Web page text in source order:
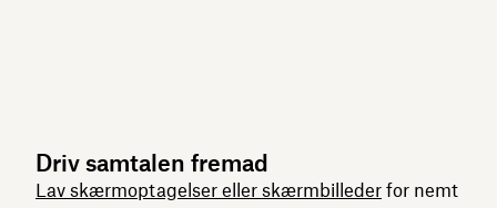
Driv samtalen fremad
Lav skærmoptagelser eller skærmbilleder for nemt